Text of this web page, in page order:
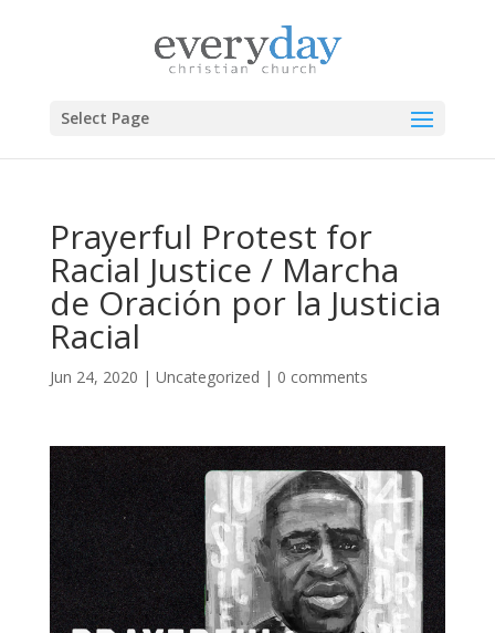
Select Page
Prayerful Protest for
Racial Justice / Marcha
de Oración por la Justicia
Racial
Jun 24, 2020 | Uncategorized | 0 comments